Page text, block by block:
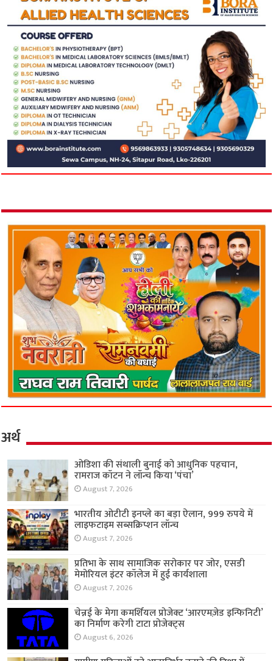
अर्थ
ओडिशा की संथाली बुनाई को आधुनिक पहचान,
रामराज कॉटन ने लॉन्च किया ‘पंचा’
August 7, 2026
भारतीय ओटीटी इनप्ले का बड़ा ऐलान, 999 रुपये में
लाइफटाइम सब्सक्रिप्शन लॉन्च
August 7, 2026
प्रतिभा के साथ सामाजिक सरोकार पर जोर, एसडी
मेमोरियल इंटर कॉलेज में हुई कार्यशाला
August 7, 2026
चेन्नई के मेगा कमर्शियल प्रोजेक्ट ‘आरएमज़ेड इन्फिनिटी’
का निर्माण करेगी टाटा प्रोजेक्ट्स
August 6, 2026